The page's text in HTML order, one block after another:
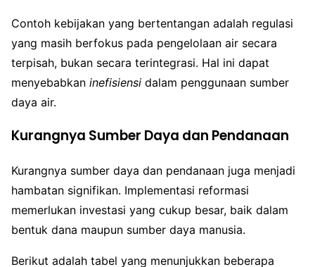
Contoh kebijakan yang bertentangan adalah regulasi
yang masih berfokus pada pengelolaan air secara
terpisah, bukan secara terintegrasi. Hal ini dapat
menyebabkan inefisiensi dalam penggunaan sumber
daya air.
Kurangnya Sumber Daya dan Pendanaan
Kurangnya sumber daya dan pendanaan juga menjadi
hambatan signifikan. Implementasi reformasi
memerlukan investasi yang cukup besar, baik dalam
bentuk dana maupun sumber daya manusia.
Berikut adalah tabel yang menunjukkan beberapa